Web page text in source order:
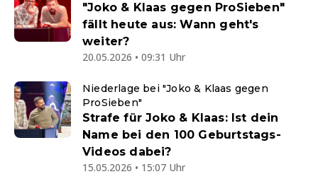
"Joko & Klaas gegen ProSieben"
fällt heute aus: Wann geht's
weiter?
20.05.2026 • 09:31 Uhr
Niederlage bei "Joko & Klaas gegen
ProSieben"
Strafe für Joko & Klaas: Ist dein
Name bei den 100 Geburtstags-
Videos dabei?
15.05.2026 • 15:07 Uhr